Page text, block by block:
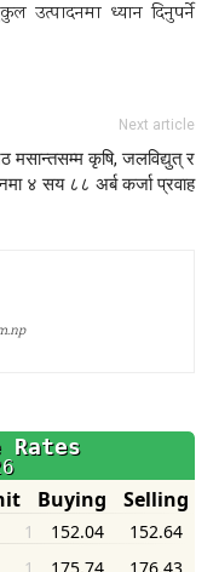
उत्पादनमा ध्यान दिनुपर्ने
Next article
मसान्तसम्म कृषि, जलविद्युत् र
४ सय ८८ अर्ब कर्जा प्रवाह